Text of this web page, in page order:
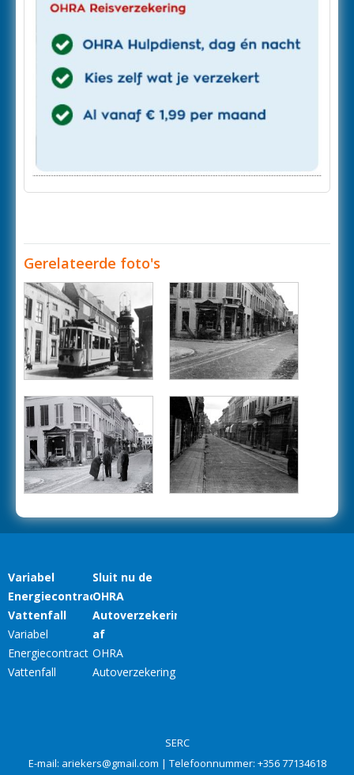
Gerelateerde foto's
SERC
E-mail: ariekers@gmail.com | Telefoonnummer: +356 77134618